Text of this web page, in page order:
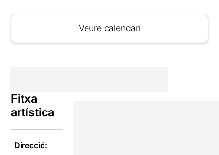
Veure calendari
Fitxa
artística
Direcció: